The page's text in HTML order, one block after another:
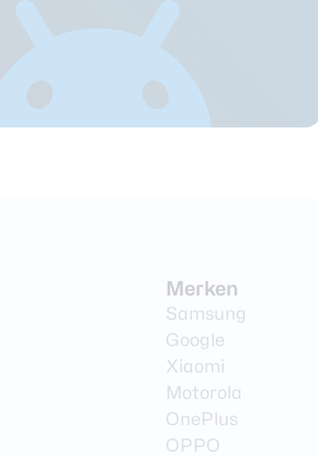
Merken
Samsung
Google
Xiaomi
Motorola
OnePlus
OPPO